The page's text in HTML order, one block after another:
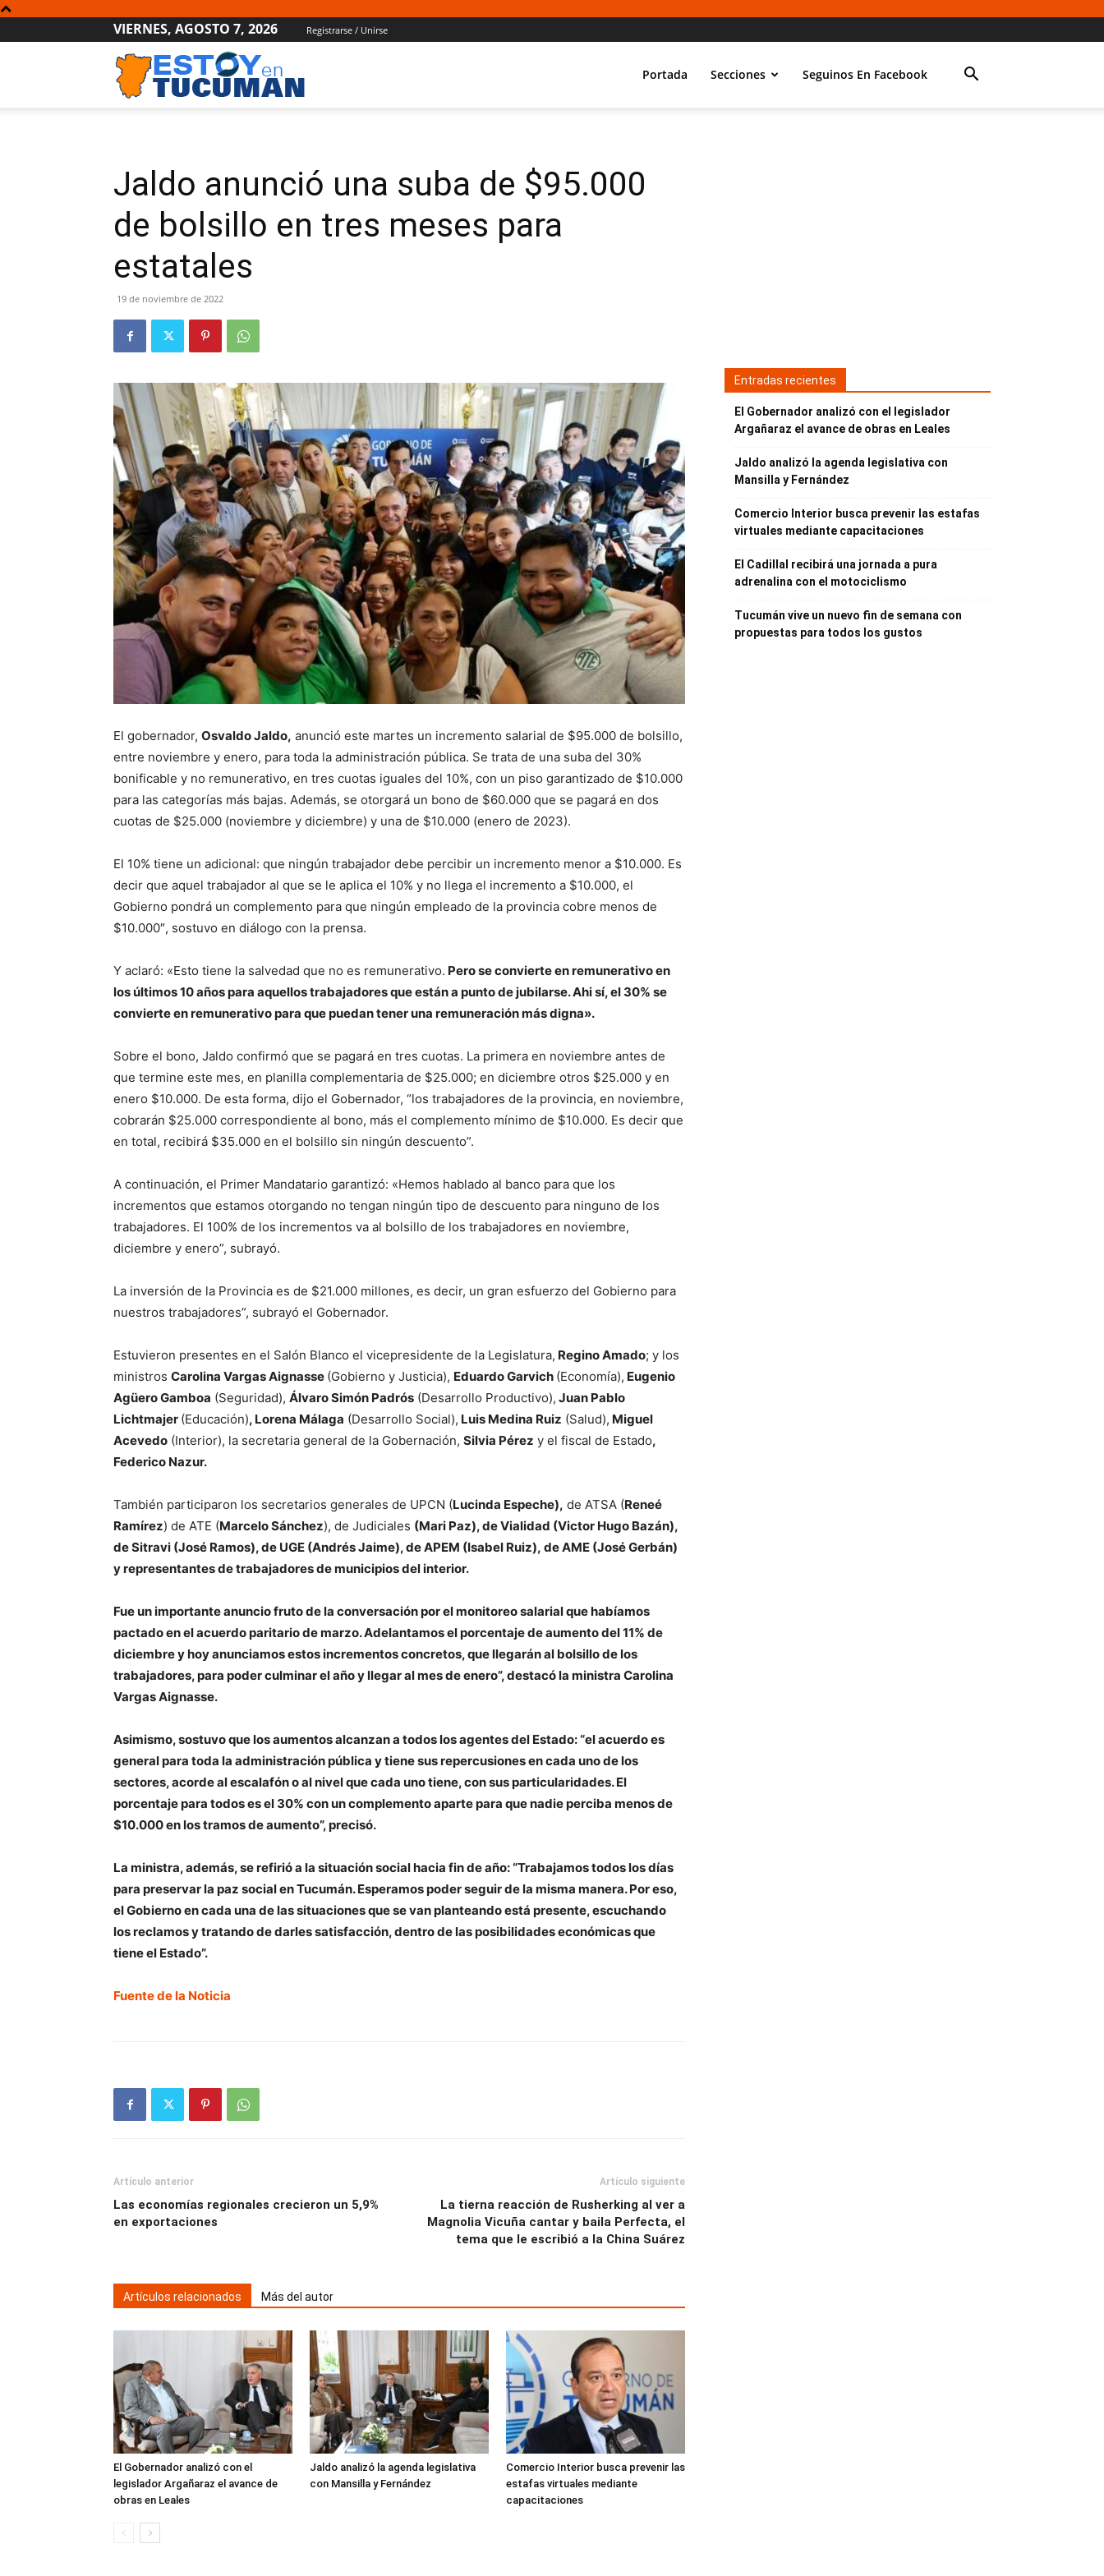
VIERNES, AGOSTO 7, 2026 Registrarse / Unirse
Portada Secciones Seguinos En Facebook
Jaldo anunció una suba de $95.000
de bolsillo en tres meses para
estatales
19 de noviembre de 2022
El gobernador, Osvaldo Jaldo, anunció este martes un incremento salarial de $95.000 de bolsillo,
entre noviembre y enero, para toda la administración pública. Se trata de una suba del 30%
bonificable y no remunerativo, en tres cuotas iguales del 10%, con un piso garantizado de $10.000
para las categorías más bajas. Además, se otorgará un bono de $60.000 que se pagará en dos
cuotas de $25.000 (noviembre y diciembre) y una de $10.000 (enero de 2023).
El 10% tiene un adicional: que ningún trabajador debe percibir un incremento menor a $10.000. Es
decir que aquel trabajador al que se le aplica el 10% y no llega el incremento a $10.000, el
Gobierno pondrá un complemento para que ningún empleado de la provincia cobre menos de
$10.000″, sostuvo en diálogo con la prensa.
Y aclaró: «Esto tiene la salvedad que no es remunerativo. Pero se convierte en remunerativo en
los últimos 10 años para aquellos trabajadores que están a punto de jubilarse. Ahi sí, el 30% se
convierte en remunerativo para que puedan tener una remuneración más digna».
Sobre el bono, Jaldo confirmó que se pagará en tres cuotas. La primera en noviembre antes de
que termine este mes, en planilla complementaria de $25.000; en diciembre otros $25.000 y en
enero $10.000. De esta forma, dijo el Gobernador, “los trabajadores de la provincia, en noviembre,
cobrarán $25.000 correspondiente al bono, más el complemento mínimo de $10.000. Es decir que
en total, recibirá $35.000 en el bolsillo sin ningún descuento”.
A continuación, el Primer Mandatario garantizó: «Hemos hablado al banco para que los
incrementos que estamos otorgando no tengan ningún tipo de descuento para ninguno de los
trabajadores. El 100% de los incrementos va al bolsillo de los trabajadores en noviembre,
diciembre y enero”, subrayó.
La inversión de la Provincia es de $21.000 millones, es decir, un gran esfuerzo del Gobierno para
nuestros trabajadores”, subrayó el Gobernador.
Estuvieron presentes en el Salón Blanco el vicepresidente de la Legislatura, Regino Amado; y los
ministros Carolina Vargas Aignasse (Gobierno y Justicia), Eduardo Garvich (Economía), Eugenio
Agüero Gamboa (Seguridad), Álvaro Simón Padrós (Desarrollo Productivo), Juan Pablo
Lichtmajer (Educación), Lorena Málaga (Desarrollo Social), Luis Medina Ruiz (Salud), Miguel
Acevedo (Interior), la secretaria general de la Gobernación, Silvia Pérez y el fiscal de Estado,
Federico Nazur.
También participaron los secretarios generales de UPCN (Lucinda Espeche), de ATSA (Reneé
Ramírez) de ATE (Marcelo Sánchez), de Judiciales (Mari Paz), de Vialidad (Victor Hugo Bazán),
de Sitravi (José Ramos),de UGE (Andrés Jaime), de APEM (Isabel Ruiz), de AME (José Gerbán)
y representantes de trabajadores de municipios del interior.
Fue un importante anuncio fruto de la conversación por el monitoreo salarial que habíamos
pactado en el acuerdo paritario de marzo. Adelantamos el porcentaje de aumento del 11% de
diciembre y hoy anunciamos estos incrementos concretos, que llegarán al bolsillo de los
trabajadores, para poder culminar el año y llegar al mes de enero”, destacó la ministra Carolina
Vargas Aignasse.
Asimismo, sostuvo que los aumentos alcanzan a todos los agentes del Estado: “el acuerdo es
general para toda la administración pública y tiene sus repercusiones en cada uno de los
sectores, acorde al escalafón o al nivel que cada uno tiene, con sus particularidades.El
porcentaje para todos es el 30% con un complemento aparte para que nadie perciba menos de
$10.000 en los tramos de aumento”, precisó.
La ministra, además, se refirió a la situación social hacia fin de año: “Trabajamos todos los días
para preservar la paz social en Tucumán. Esperamos poder seguir de la misma manera. Por eso,
el Gobierno en cada una de las situaciones que se van planteando está presente, escuchando
los reclamos y tratando de darles satisfacción, dentro de las posibilidades económicas que
tiene el Estado”.
Fuente de la Noticia
Artículo anterior
Las economías regionales crecieron un 5,9%
en exportaciones
Artículo siguiente
La tierna reacción de Rusherking al ver a
Magnolia Vicuña cantar y baila Perfecta, el
tema que le escribió a la China Suárez
Artículos relacionados Más del autor
El Gobernador analizó con el
legislador Argañaraz el avance de
obras en Leales
Jaldo analizó la agenda legislativa
con Mansilla y Fernández
Comercio Interior busca prevenir las
estafas virtuales mediante
capacitaciones
Entradas recientes
El Gobernador analizó con el legislador
Argañaraz el avance de obras en Leales
Jaldo analizó la agenda legislativa con
Mansilla y Fernández
Comercio Interior busca prevenir las estafas
virtuales mediante capacitaciones
El Cadillal recibirá una jornada a pura
adrenalina con el motociclismo
Tucumán vive un nuevo fin de semana con
propuestas para todos los gustos